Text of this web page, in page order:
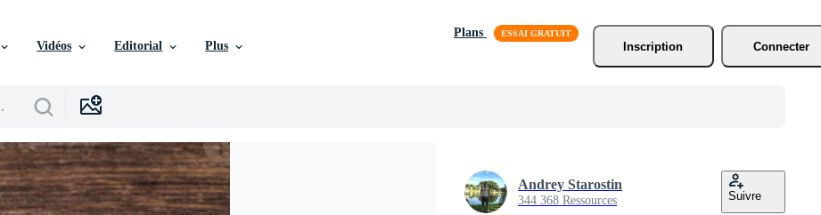
Vidéos Editorial Plus
Plans
Inscription
Connecter
Andrey Starostin
344 368 Ressources Suivre